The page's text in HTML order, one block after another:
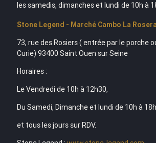
les samedis, dimanches et lundi de 10h à
Stone Legend - Marché Cambo La
73, rue des Rosiers ( entrée par le porche
Curie) 93400 Saint Ouen sur Seine
Horaires :
Le Vendredi de 10h à 12h30,
Du Samedi, Dimanche et lundi de 10h à
et tous les jours sur RDV.